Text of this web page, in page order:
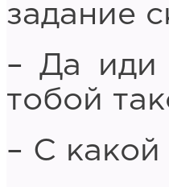
задание
– Да иди
тобой
– С какой